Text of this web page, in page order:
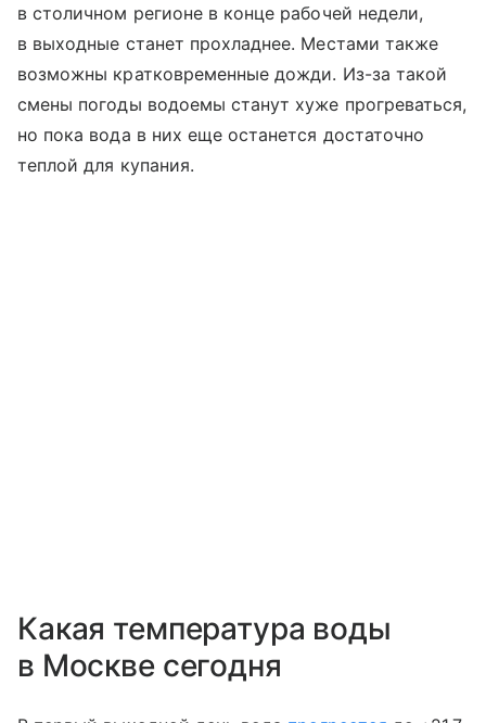
в столичном регионе в конце рабочей недели,
в выходные станет прохладнее. Местами также
возможны кратковременные дожди. Из-за такой
смены погоды водоемы станут хуже прогреваться,
но пока вода в них еще останется достаточно
теплой для купания.
Какая температура воды
в Москве сегодня